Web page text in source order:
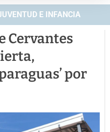
E INFANCIA
Cervantes
por